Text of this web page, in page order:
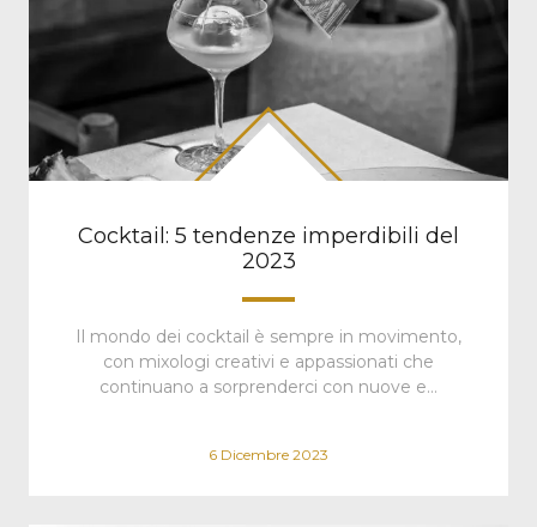
Cocktail: 5 tendenze imperdibili del
2023
Il mondo dei cocktail è sempre in movimento,
con mixologi creativi e appassionati che
continuano a sorprenderci con nuove e…
6 Dicembre 2023